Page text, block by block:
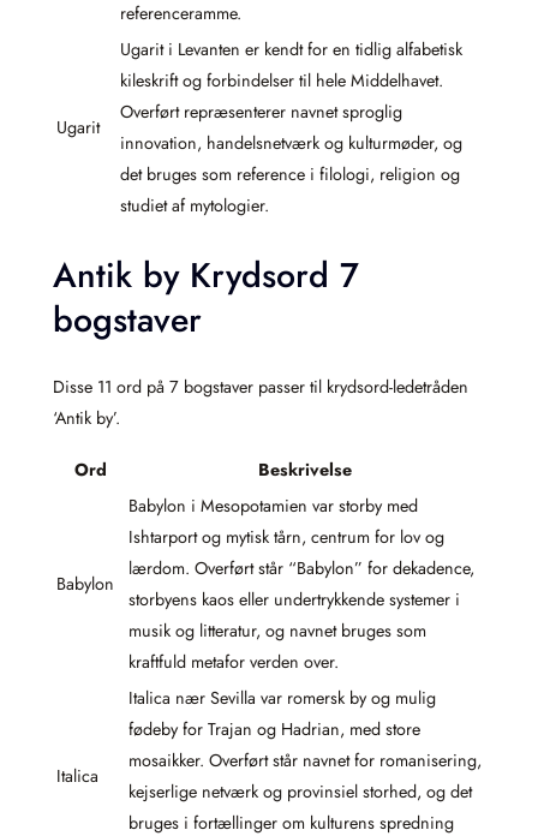
referenceramme.
Ugarit
Ugarit i Levanten er kendt for en tidlig alfabetisk
kileskrift og forbindelser til hele Middelhavet.
Overført repræsenterer navnet sproglig
innovation, handelsnetværk og kulturmøder, og
det bruges som reference i filologi, religion og
studiet af mytologier.
Antik by Krydsord 7
bogstaver
Disse 11 ord på 7 bogstaver passer til krydsord-ledetråden
‘Antik by’.
Ord Beskrivelse
Babylon
Babylon i Mesopotamien var storby med
Ishtarport og mytisk tårn, centrum for lov og
lærdom. Overført står “Babylon” for dekadence,
storbyens kaos eller undertrykkende systemer i
musik og litteratur, og navnet bruges som
kraftfuld metafor verden over.
Italica
Italica nær Sevilla var romersk by og mulig
fødeby for Trajan og Hadrian, med store
mosaikker. Overført står navnet for romanisering,
kejserlige netværk og provinsiel storhed, og det
bruges i fortællinger om kulturens spredning